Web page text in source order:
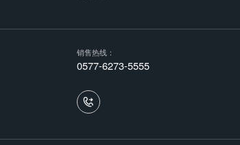
销售热线：
0577-6273-5555